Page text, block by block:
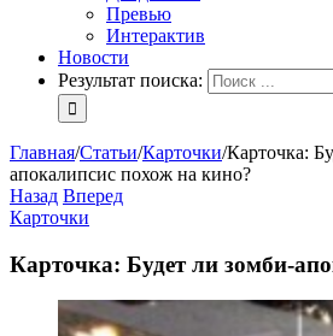
Превью
Интерактив
Новости
Результат поиска:
Главная/Статьи/Карточки/Карточка:
апокалипсис похож на кино?
Назад Вперед
Карточки
Карточка: Будет ли зомби-